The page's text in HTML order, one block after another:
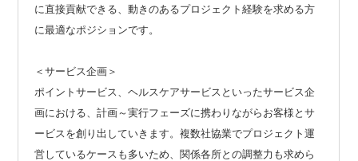
に直接貢献できる、動きのあるプロジェクト経験を求める方
に最適なポジションです。
＜サービス企画＞
ポイントサービス、ヘルスケアサービスといったサービス企
画における、計画～実行フェーズに携わりながらお客様とサ
ービスを創り出していきます。複数社協業でプロジェクト運
営しているケースも多いため、関係各所との調整力も求めら